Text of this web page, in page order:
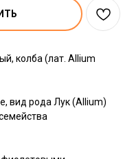
колба (лат. Аllium
вид рода Лук (Allium)